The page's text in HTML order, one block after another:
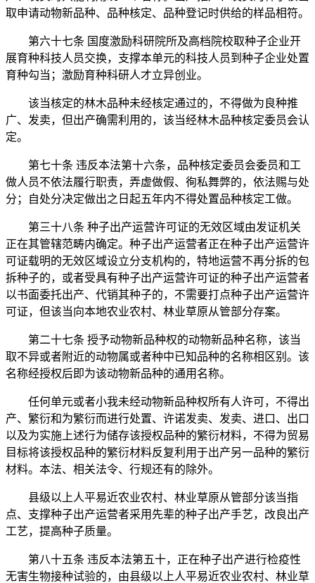
取申请动物新品种、品种核定、品种登记时供给的样品相符。
第六十七条 国度激励科研院所及高档院校取种子企业开
展育种科技人员交换，支撑本单元的科技人员到种子企业处置
育种勾当；激励育种科研人才立异创业。
该当核定的林木品种未经核定通过的，不得做为良种推
广、发卖，但出产确需利用的，该当经林木品种核定委员会认
定。
第七十条 违反本法第十六条，品种核定委员会委员和工
做人员不依法履行职责，弄虚做假、徇私舞弊的，依法赐与处
分；自处分决定做出之日起五年内不得处置品种核定工做。
第三十八条 种子出产运营许可证的无效区域由发证机关
正在其管辖范畴内确定。种子出产运营者正在种子出产运营许
可证载明的无效区域设立分支机构的，特地运营不再分拆的包
拆种子的，或者受具有种子出产运营许可证的种子出产运营者
以书面委托出产、代销其种子的，不需要打点种子出产运营许
可证，但该当向本地农业农村、林业草原从管部分存案。
第二十七条 授予动物新品种权的动物新品种名称，该当
取不异或者附近的动物属或者种中已知品种的名称相区别。该
名称经授权后即为该动物新品种的通用名称。
任何单元或者小我未经动物新品种权所有人许可，不得出
产、繁衍和为繁衍而进行处置、许诺发卖、发卖、进口、出口
以及为实施上述行为储存该授权品种的繁衍材料，不得为贸易
目标将该授权品种的繁衍材料反复利用于出产另一品种的繁衍
材料。本法、相关法令、行规还有的除外。
县级以上人平易近农业农村、林业草原从管部分该当指
点、支撑种子出产运营者采用先辈的种子出产手艺，改良出产
工艺，提高种子质量。
第八十五条 违反本法第五十，正在种子出产进行检疫性
无害生物接种试验的，由县级以上人平易近农业农村、林业草